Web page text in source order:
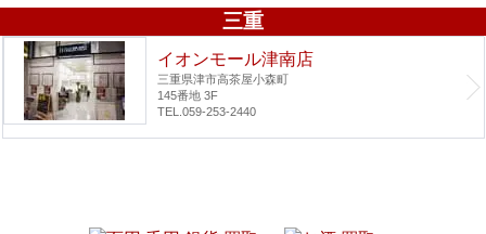
三重
イオンモール津南店
三重県津市高茶屋小森町
145番地 3F
TEL.059-253-2440